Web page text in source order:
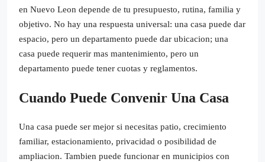
en Nuevo Leon depende de tu presupuesto, rutina, familia y
objetivo. No hay una respuesta universal: una casa puede dar
espacio, pero un departamento puede dar ubicacion; una
casa puede requerir mas mantenimiento, pero un
departamento puede tener cuotas y reglamentos.
Cuando Puede Convenir Una Casa
Una casa puede ser mejor si necesitas patio, crecimiento
familiar, estacionamiento, privacidad o posibilidad de
ampliacion. Tambien puede funcionar en municipios con